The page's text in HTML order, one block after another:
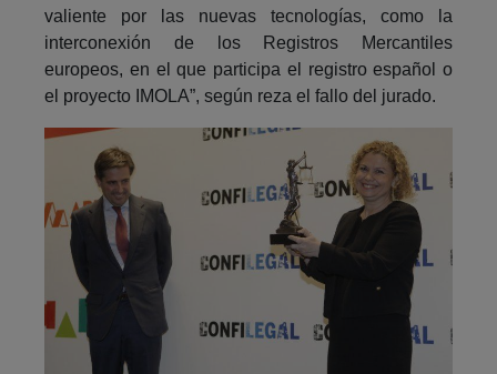
valiente por las nuevas tecnologías, como la
interconexión de los Registros Mercantiles
europeos, en el que participa el registro español o
el proyecto IMOLA”, según reza el fallo del jurado.